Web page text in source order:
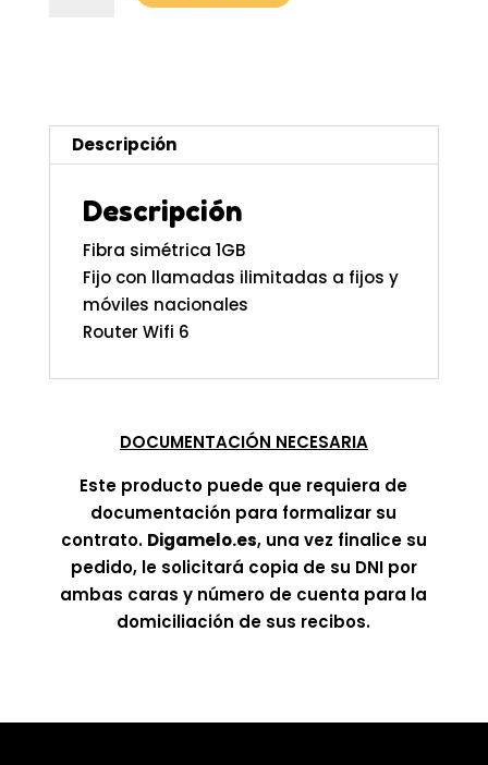
cantidad
Descripción
Descripción
Fibra simétrica 1GB
Fijo con llamadas ilimitadas a fijos y
móviles nacionales
Router Wifi 6
DOCUMENTACIÓN NECESARIA
Este producto puede que requiera de
documentación para formalizar su
contrato. Digamelo.es, una vez finalice su
pedido, le solicitará copia de su DNI por
ambas caras y número de cuenta para la
domiciliación de sus recibos.